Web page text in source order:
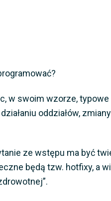
w swoim wzorze,
oddziałów,
ze wstępu ma być
będą tzw. hotfixy, a